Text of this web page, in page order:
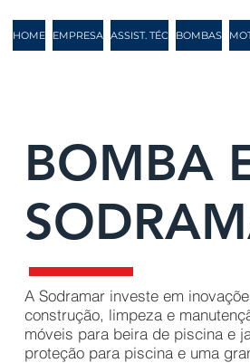
HOME EMPRESA ASSIST. TÉC BOMBAS
BOMBA
A Sodramar investe em
construção, limpeza e
móveis para beira de piscina e
proteção para piscina e uma